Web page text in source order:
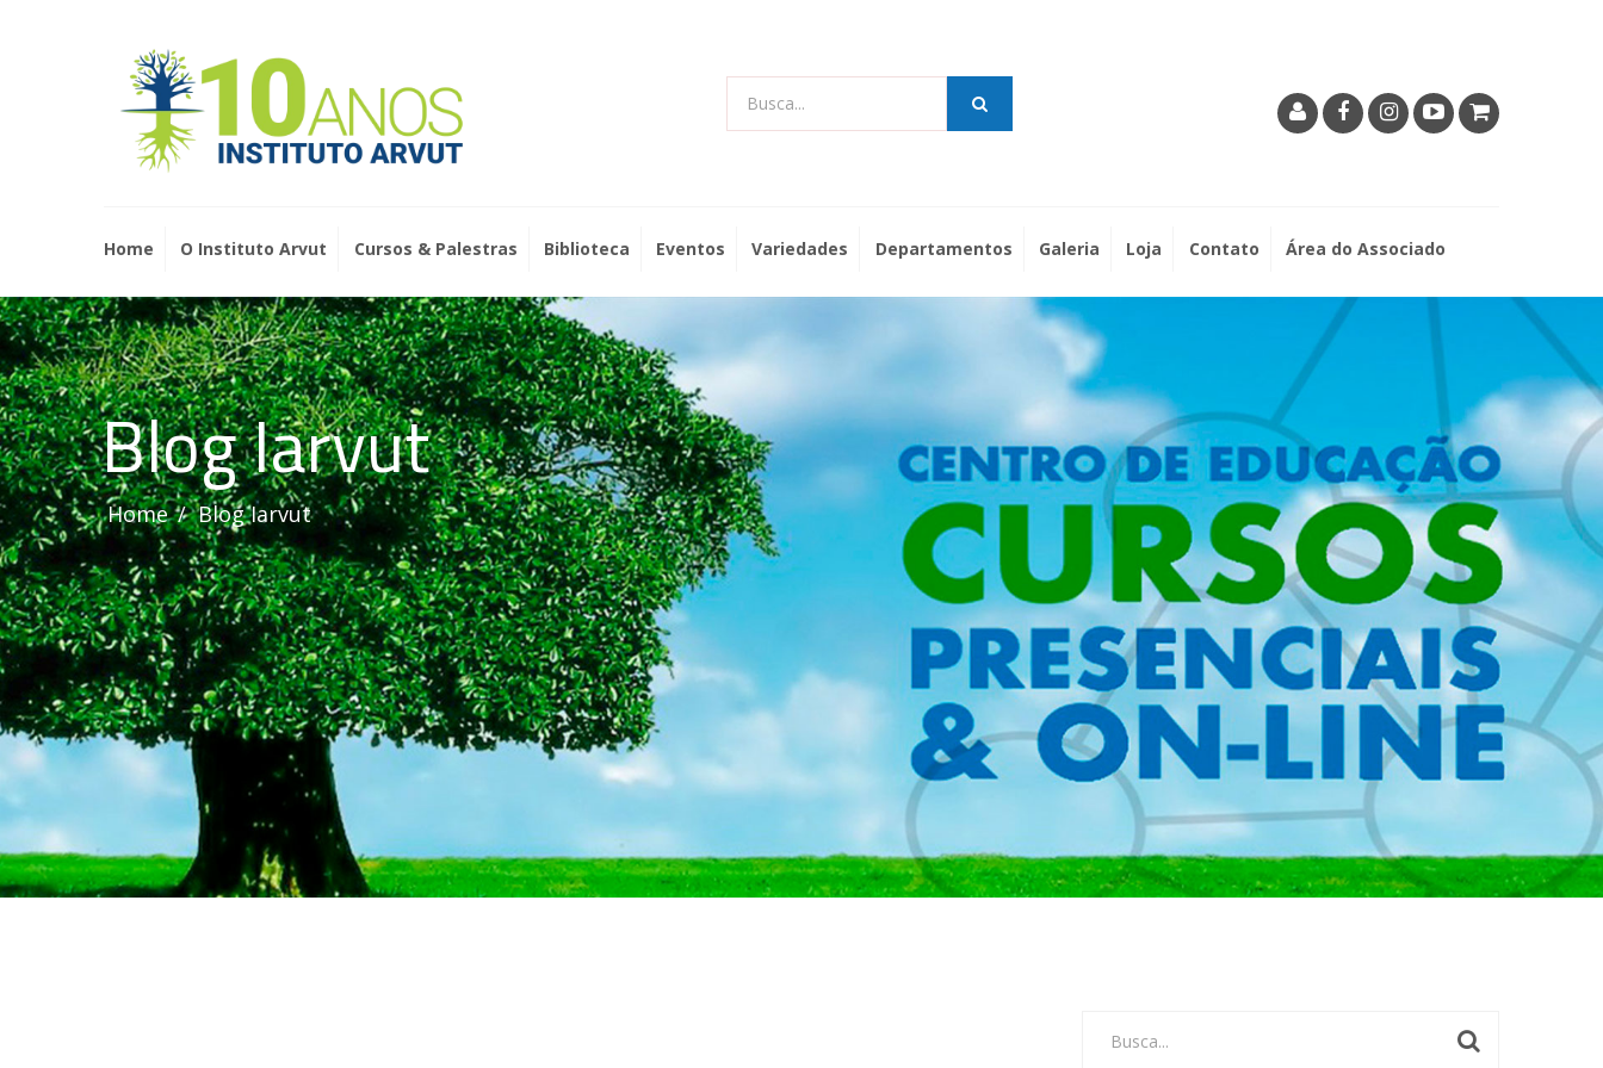
Busca...
Home O Instituto Arvut Cursos & Palestras Biblioteca Eventos Variedades Departamentos Galeria Loja Contato Área do Associado
Blog Iarvut
Home Blog Iarvut
Busca...